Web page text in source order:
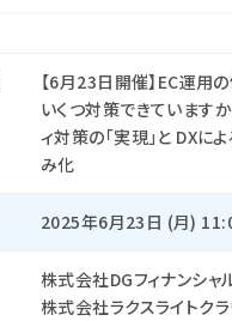
【6月23日開催】EC運用
いくつ対策できています
ィ対策の「実現」と DXに
み化
2025年6月23日 (月)
株式会社DGフィナンシャ
株式会社ラクスライトクラ